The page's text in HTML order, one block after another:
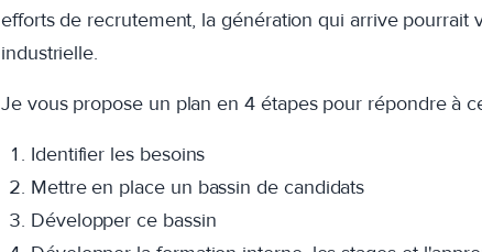
efforts de recrutement, la génération qui arrive pourrait
industrielle.
Je vous propose un plan en 4 étapes pour répondre à
Identifier les besoins
Mettre en place un bassin de candidats
Développer ce bassin